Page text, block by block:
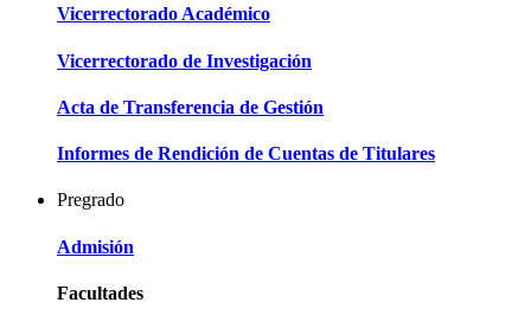
Vicerrectorado Académico
Vicerrectorado de Investigación
Acta de Transferencia de Gestión
Informes de Rendición de Cuentas de Titulares
Pregrado
Admisión
Facultades